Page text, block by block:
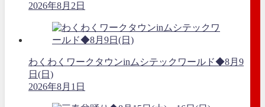
2026年8月2日
わくわくワークタウンinムシテックワールド◆8月9
日(日)
2026年8月1日